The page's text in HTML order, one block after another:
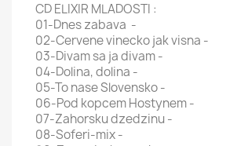
CD ELIXIR MLADOSTI :
01-Dnes zabava -
02-Cervene vinecko jak visna -
03-Divam sa ja divam -
04-Dolina, dolina -
05-To nase Slovensko -
06-Pod kopcem Hostynem -
07-Zahorsku dzedzinu -
08-Soferi-mix -